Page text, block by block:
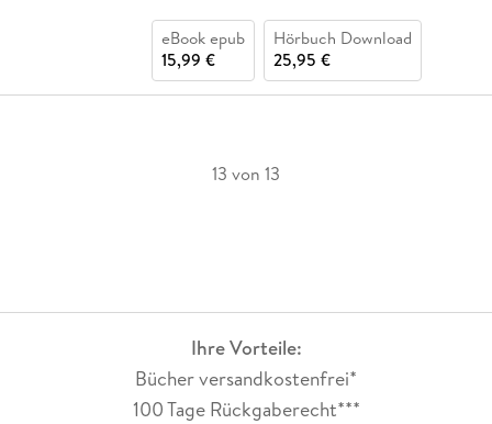
eBook epub
15,99 €
Hörbuch Download
25,95 €
13 von 13
Ihre Vorteile:
Bücher versandkostenfrei*
100 Tage Rückgaberecht***